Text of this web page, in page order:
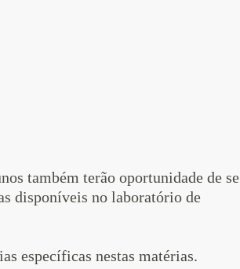
também terão oportunidade de se
disponíveis no laboratório de
específicas nestas matérias.